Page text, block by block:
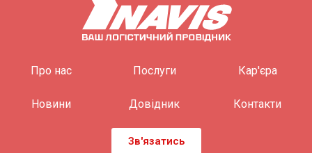
Про нас Послуги Кар'єра
Новини Довідник Контакти
Зв'язатись